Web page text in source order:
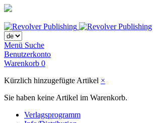
Menü Suche
Benutzerkonto
Warenkorb 0
Kürzlich hinzugefügte Artikel ×
Sie haben keine Artikel im Warenkorb.
Verlagsprogramm